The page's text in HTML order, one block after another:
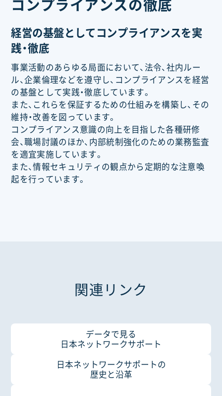
コンプライアンスの徹底
経営の基盤としてコンプライアンスを実
践・徹底
事業活動のあらゆる局面において、法令、社内ルー
ル、企業倫理などを遵守し、コンプライアンスを経営
の基盤として実践・徹底しています。
また、これらを保証するための仕組みを構築し、その
維持・改善を図っています。
コンプライアンス意識の向上を目指した各種研修
会、職場討議のほか、内部統制強化のための業務監査
を適宜実施しています。
また、情報セキュリティの観点から定期的な注意喚
起を行っています。
関連リンク
データで見る
日本ネットワークサポート
日本ネットワークサポートの
歴史と沿革